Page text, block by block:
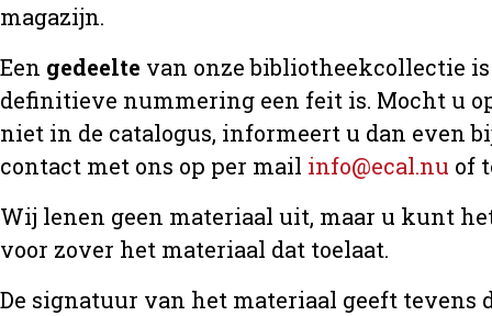
magazijn.
Een gedeelte van onze bibliotheekcollectie
definitieve nummering een feit is. Mocht u
niet in de catalogus, informeert u dan even
contact met ons op per mail info@ecal.nu of
Wij lenen geen materiaal uit, maar u kunt
voor zover het materiaal dat toelaat.
De signatuur van het materiaal geeft tevens